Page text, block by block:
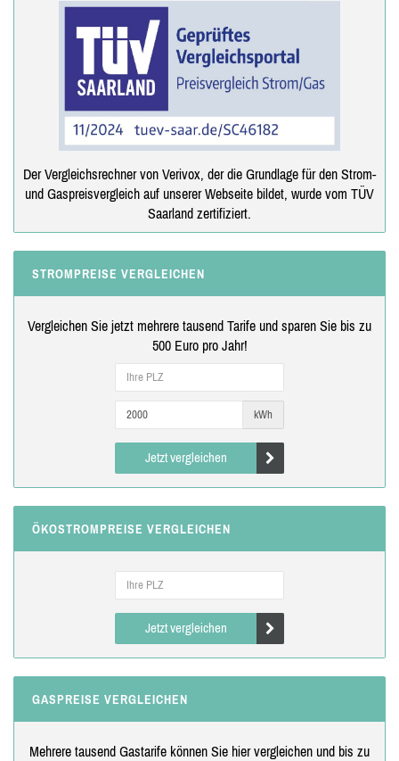
Der Vergleichsrechner von Verivox, der die Grundlage für den Strom-
und Gaspreisvergleich auf unserer Webseite bildet, wurde vom TÜV
Saarland zertifiziert.
STROMPREISE VERGLEICHEN
Vergleichen Sie jetzt mehrere tausend Tarife und sparen Sie bis zu
500 Euro pro Jahr!
kWh
Jetzt vergleichen
ÖKOSTROMPREISE VERGLEICHEN
Jetzt vergleichen
GASPREISE VERGLEICHEN
Mehrere tausend Gastarife können Sie hier vergleichen und bis zu